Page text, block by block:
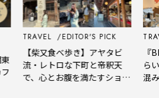
TRAVEL EDITOR'S PICK
【柴又食べ歩き】アヤタビ
流・レトロな下町と帝釈天
で、心とお腹を満たすショー
『
ら
混